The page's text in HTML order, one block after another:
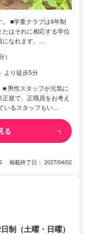
■学童クラブは4年制
はそれに相応する学位
になれます。…
）
より徒歩5分
男性スタッフが元気に
規で、正職員をお考え
いるスタッフもい…
る
掲載終了日： 2027/04/02
制（土曜・日曜）